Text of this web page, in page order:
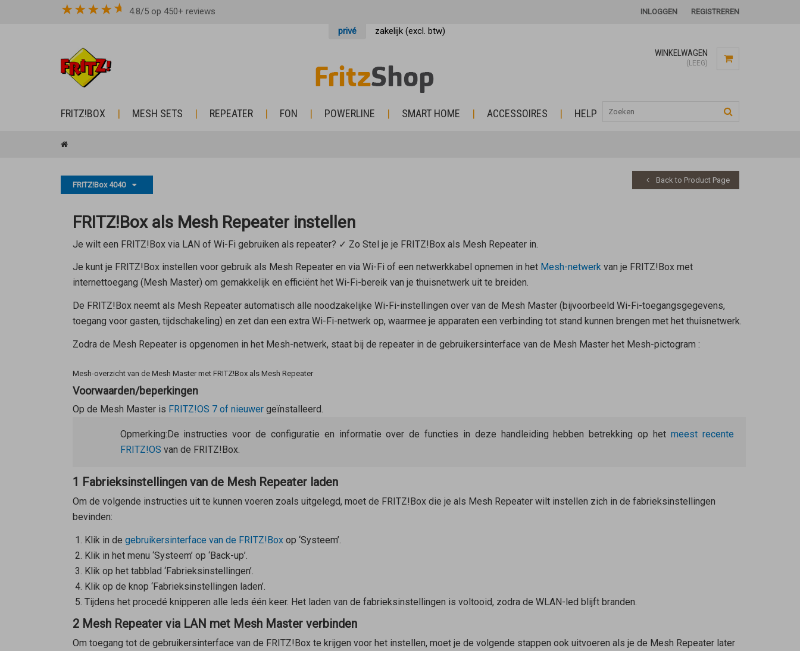
★★★★ 4.8/5 op 450+ reviews INLOGGEN REGISTREREN
privé zakelijk (excl. btw)
WINKELWAGEN
(LEEG)
FRITZ!BOX MESH SETS REPEATER FON POWERLINE SMART HOME ACCESSOIRES HELP
FRITZ!Box 4040
Back to Product Page
FRITZ!Box als Mesh Repeater instellen
Je wilt een FRITZ!Box via LAN of Wi-Fi gebruiken als repeater? ✓ Zo Stel je je FRITZ!Box als Mesh Repeater in.
Je kunt je FRITZ!Box instellen voor gebruik als Mesh Repeateren via Wi-Fi of een netwerkkabel opnemen in het Mesh-netwerkvan je FRITZ!Box met
internettoegang ( Mesh Master) om gemakkelijk en efficiënt het Wi-Fi-bereik van je thuisnetwerk uit te breiden.
De FRITZ!Box neemt als Mesh Repeaterautomatisch alle noodzakelijke Wi-Fi-instellingen over van de Mesh Master(bijvoorbeeld Wi-Fi-toegangsgegevens,
toegang voor gasten, tijdschakeling) en zet dan een extra Wi-Fi-netwerk op, waarmee je apparaten een verbinding tot stand kunnen brengen met het thuisnetwerk.
Zodra de Mesh Repeateris opgenomen in het Mesh-netwerk, staat bij de repeater in de gebruikersinterface van de Mesh Masterhet Mesh-pictogram :
Mesh-overzicht van de Mesh Master met FRITZ!Box als Mesh Repeater
Voorwaarden/beperkingen
Op de Mesh Masteris FRITZ!OS 7 of nieuwergeïnstalleerd.
Opmerking:De instructies voor de configuratie en informatie over de functies in deze handleiding hebben betrekking op het meest recente
FRITZ!OS van de FRITZ!Box.
1 Fabrieksinstellingen van de Mesh Repeater laden
Om de volgende instructies uit te kunnen voeren zoals uitgelegd, moet de FRITZ!Box die je als Mesh Repeaterwilt instellen zich in de fabrieksinstellingen
bevinden:
Klik in de gebruikersinterface van de FRITZ!Boxop ‘Systeem’.
Klik in het menu ‘Systeem’ op ‘Back-up’.
Klik op het tabblad ‘Fabrieksinstellingen’.
Klik op de knop ‘Fabrieksinstellingen laden’.
Tijdens het procedé knipperen alle leds één keer. Het laden van de fabrieksinstellingen is voltooid, zodra de WLAN-led blijft branden.
2 Mesh Repeater via LAN met Mesh Master verbinden
Om toegang tot de gebruikersinterface van de FRITZ!Box te krijgen voor het instellen, moet je de volgende stappen ook uitvoeren als je de Mesh Repeaterlater